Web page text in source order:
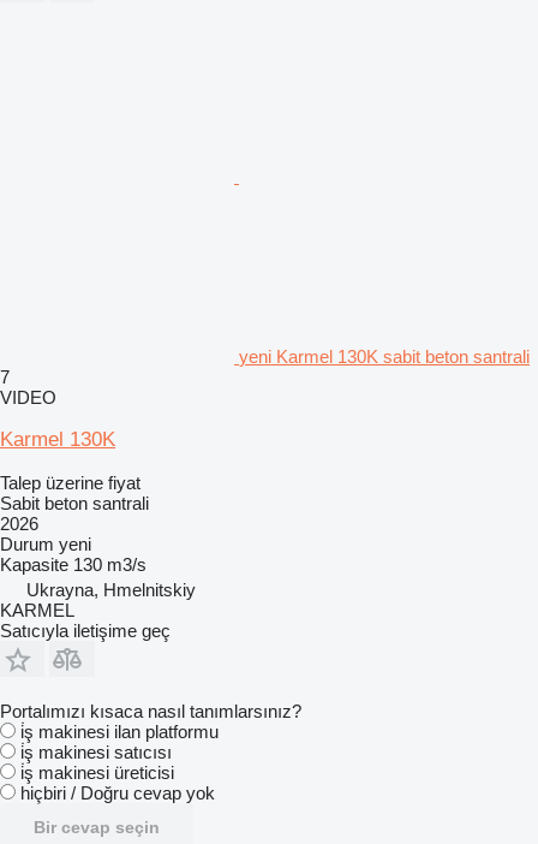
yeni Karmel 130K sabit beton santrali
7
VIDEO
Karmel 130K
Talep üzerine fiyat
Sabit beton santrali
2026
Durum yeni
Kapasite 130 m3/s
Ukrayna, Hmelnitskiy
KARMEL
Satıcıyla iletişime geç
Portalımızı kısaca nasıl tanımlarsınız?
i̇ş makinesi ilan platformu
i̇ş makinesi satıcısı
i̇ş makinesi üreticisi
hiçbiri / Doğru cevap yok
Bir cevap seçin